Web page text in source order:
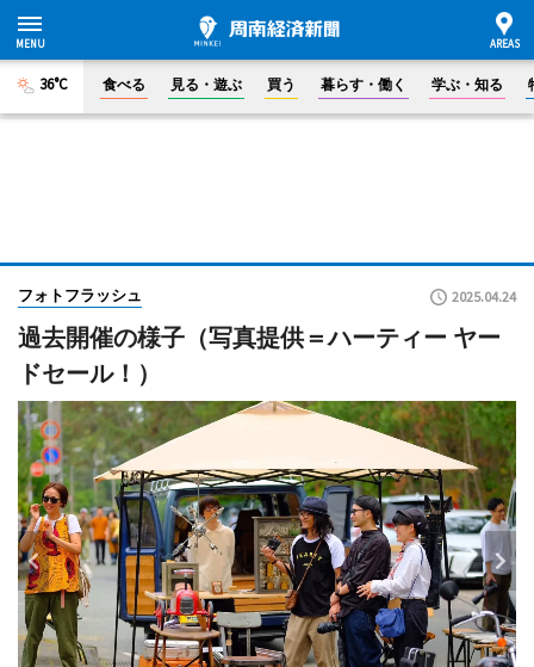
36°C 食べる 見る・遊ぶ 買う 暮らす・働く 学ぶ・知る
フォトフラッシュ 2025.04.24
過去開催の様子（写真提供＝ハーティー ヤー
ドセール！）